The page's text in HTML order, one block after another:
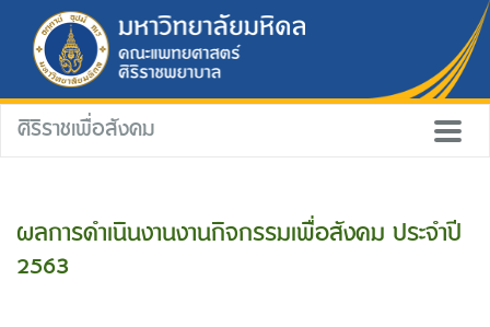
ศิริราชเพื่อสังคม
ผลการดำเนินงานงานกิจกรรมเพื่อสังคม ประจำปี
2563